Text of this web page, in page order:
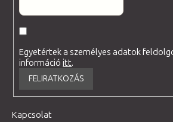
Egyetértek a személyes adatok
információitt.
FELIRATKOZÁS
Kapcsolat